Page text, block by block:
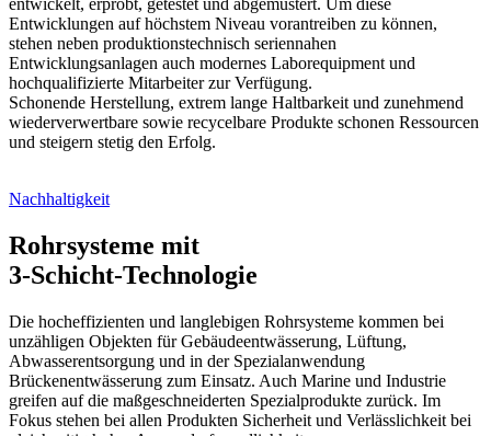
Entwicklungen auf höchstem Niveau vorantreiben zu können,
stehen neben produktionstechnisch seriennahen
Entwicklungsanlagen auch modernes Laborequipment und
hochqualifizierte Mitarbeiter zur Verfügung.
Schonende Herstellung, extrem lange Haltbarkeit und zunehmend
wiederverwertbare sowie recycelbare Produkte schonen Ressourcen
und steigern stetig den Erfolg.
Nachhaltigkeit
Rohrsysteme mit
3-Schicht-Technologie
Die hocheffizienten und langlebigen Rohrsysteme kommen bei
unzähligen Objekten für Gebäudeentwässerung, Lüftung,
Abwasserentsorgung und in der Spezialanwendung
Brückenentwässerung zum Einsatz. Auch Marine und Industrie
greifen auf die maßgeschneiderten Spezialprodukte zurück. Im
Fokus stehen bei allen Produkten Sicherheit und Verlässlichkeit bei